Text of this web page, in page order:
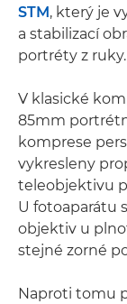
STM, který je
a stabilizací
portréty z ruky.
V klasické
85mm
komprese
vykresleny
teleobjektivu
U fotoaparátu
objektiv u
stejné zorné
Naproti tomu